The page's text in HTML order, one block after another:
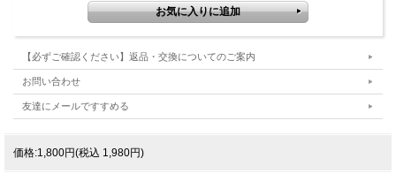
【必ずご確認ください】返品・交換についてのご案内
お問い合わせ
友達にメールですすめる
価格:1,800円(税込 1,980円)